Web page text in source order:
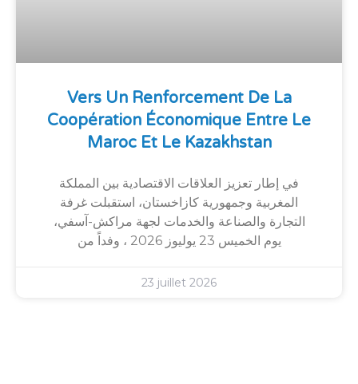
Vers Un Renforcement De La
Coopération Économique Entre Le
Maroc Et Le Kazakhstan
في إطار تعزيز العلاقات الاقتصادية بين المملكة
المغربية وجمهورية كازاخستان، استقبلت غرفة
التجارة والصناعة والخدمات لجهة مراكش-آسفي،
يوم الخميس 23 يوليوز 2026 ، وفداً من
23 juillet 2026